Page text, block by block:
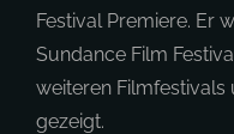
Festival Premiere. Er
Sundance Film
weiteren
gezeigt.